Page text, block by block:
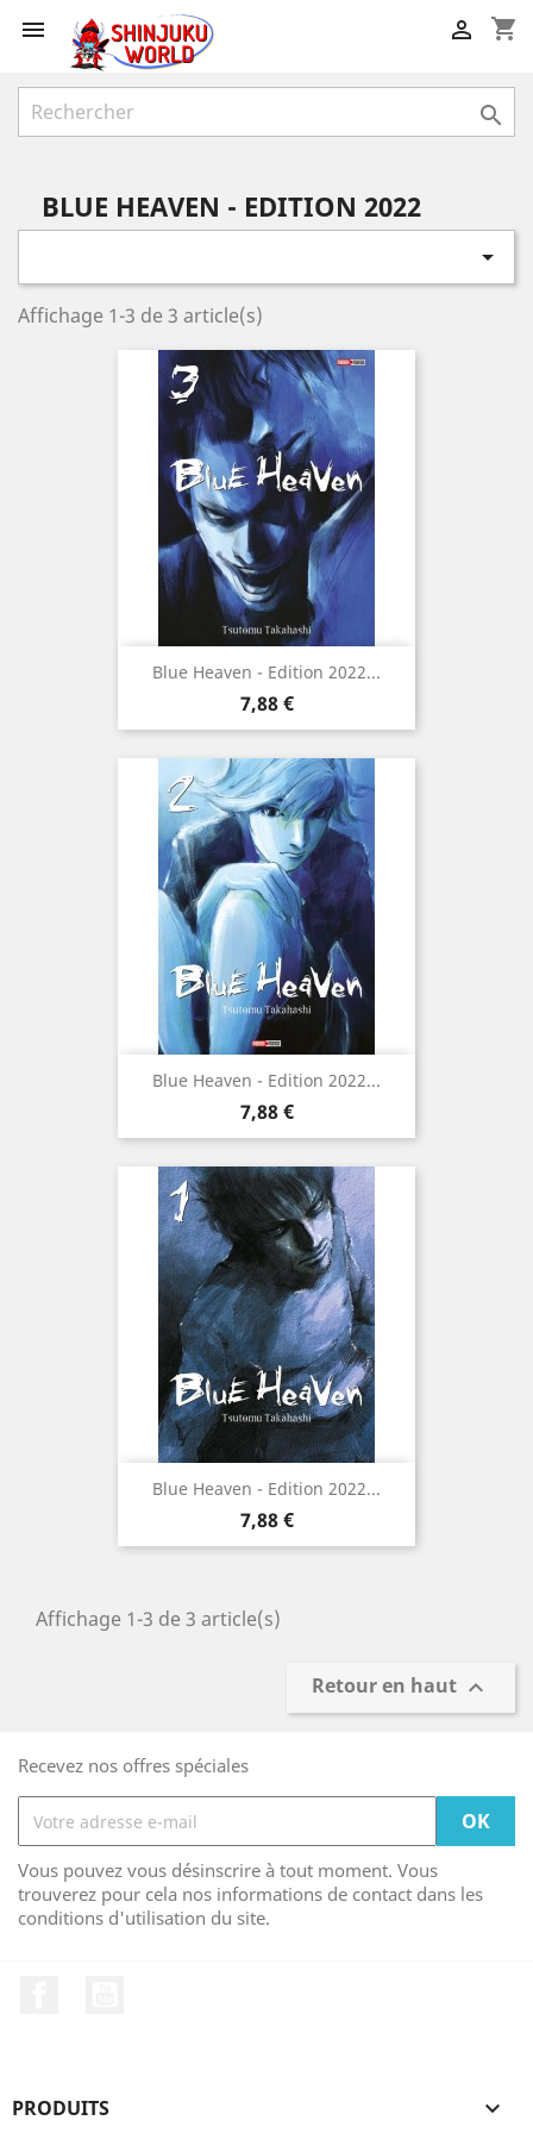
 shopping_cart


BLUE HEAVEN - EDITION 2022

Affichage 1-3 de 3 article(s)
Blue Heaven - Edition 2022...
Prix
7,88 €
Blue Heaven - Edition 2022...
Prix
7,88 €
Blue Heaven - Edition 2022...
Prix
7,88 €
Affichage 1-3 de 3 article(s)
Retour en haut 
Recevez nos offres spéciales
Vous pouvez vous désinscrire à tout moment. Vous
trouverez pour cela nos informations de contact dans les
conditions d'utilisation du site.
PRODUITS 